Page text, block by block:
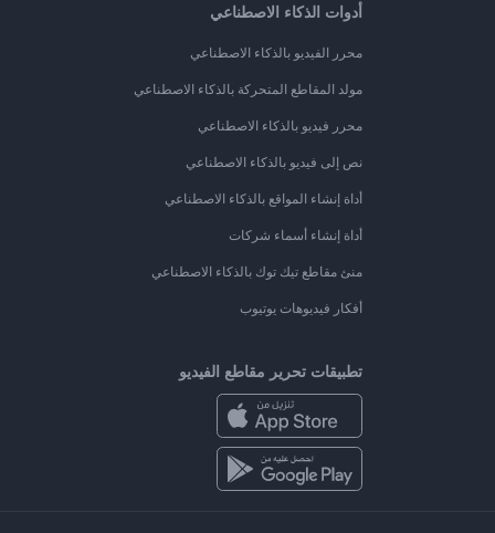
أدوات الذكاء الاصطناعي
محرر الفيديو بالذكاء الاصطناعي
مولد المقاطع المتحركة بالذكاء الاصطناعي
محرر فيديو بالذكاء الاصطناعي
نص إلى فيديو بالذكاء الاصطناعي
أداة إنشاء المواقع بالذكاء الاصطناعي
أداة إنشاء أسماء شركات
منئ مقاطع تيك توك بالذكاء الاصطناعي
أفكار فيديوهات يوتيوب
تطبيقات تحرير مقاطع الفيديو